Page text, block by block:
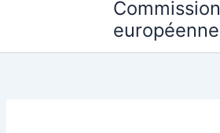
Commission
européenne